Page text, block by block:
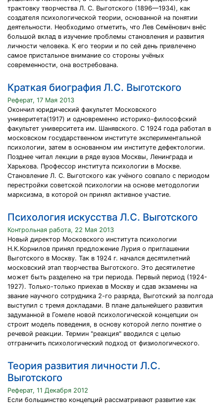
трактовку творчества Л. С. Выготского (1896—1934), как
создателя психологической теории, основанной на понятии
деятельности. Необходимо отметить, что Лев Семёнович внёс
большой вклад в изучение проблемы становления и развития
личности человека. К его теории и по сей день привлечено
самое пристальное внимание со стороны учёных
современности, она востребована.
Краткая биография Л.С. Выготского
Реферат, 17 Мая 2013
Окончил юридический факультет Московского
универитета(1917) и одновременно историко-философский
факультет университета им. Шанявского. С 1924 года работал в
московском государственном институте экспериментальной
психологии, затем в основанном им институте дефектологии.
Позднее читал лекции в ряде вузов Москвы, Ленинграда и
Харькова. Профессор института психологии в Москве.
Становление Л. С. Выготского как учёного совпало с периодом
перестройки советской психологии на основе методологии
марксизма, в которой он принял активное участие.
Психология искусства Л.С. Выготского
Контрольная работа, 22 Мая 2013
Новый директор Московского института психологии
Н.К.Корнилов принял предложение Лурия о приглашении
Выготского в Москву. Так в 1924 г. начался десятилетний
московский этап творчества Выготского. Это десятилетие
может быть разделено на три периода. Первый период (1924-
1927). Только-только приехав в Москву и сдав экзамены на
звание научного сотрудника 2-го разряда, Выготский за полгода
выступил с тремя докладами. В плане дальнейшего развития
задуманной в Гомеле новой психологической концепции он
строит модель поведения, в основу которой легло понятие о
речевой реакции. Термин "реакция" вводился с целью
отграничить психологический подход от физиологического.
Теория развития личности Л.С.
Выготского
Реферат, 11 Декабря 2012
Если большинство концепций рассматривают развитие как